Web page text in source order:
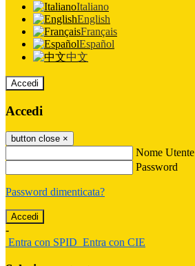
Italiano
English
Français
Español
中文
Accedi
Accedi
button close ×
Nome Utente
Password
Password dimenticata?
-
Entra con SPID Entra con CIE